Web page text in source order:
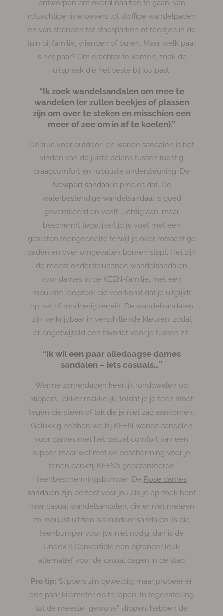
ontworpen om overal naartoe te gaan, van
rotsachtige rivieroevers tot stoffige wandelpaden
en van stranden tot stadsparken of feestjes in de
tuin bij familie, vrienden of buren. Maar welk paar
is hét paar? Om erachter te komen, zoek de
uitspraak die het beste bij jou past:
“Ik zoek wandelsandalen om mee te
wandelen (er zullen beekjes of plassen
zijn om over te steken en misschien een
meer of zee om in af te koelen).”
De truc voor outdoor- en wandelsandalen is het
vinden van de juiste balans tussen luchtig
draagcomfort en robuuste ondersteuning. De
Newport sandaalis precies dat. De
waterbestendige wandelsandaal is goed
geventileerd en voelt luchtig aan, maar
beschermt tegelijkertijd je voet met een
gesloten teengedeelte terwijl je over rotsachtige
paden en over omgevallen bomen stapt. Het zijn
de meest ondersteunende wandelsandalen
voor dames in de KEEN-familie, met een
robuuste loopzool die voorkomt dat je uitglijdt
op nat of modderig terrein. De wandelsandalen
zijn verkrijgbaar in verschillende kleuren, zodat
er ongetwijfeld een favoriet voor je tussen zit.
“Ik wil een paar alledaagse dames
sandalen – iets casuals…”
Warme zomerdagen heerlijk ronddwalen op
slippers, lekker makkelijk, totdat je je teen stoot
tegen die steen of tak die je niet zag aankomen.
Gelukkig hebben we bij KEEN wandelsandalen
voor dames met het casual comfort van een
slipper, maar wel met de bescherming voor je
tenen dankzij KEEN’s gepatenteerde
teenbeschermingsbumper. De Rose dames
sandalen zijn perfect voor jou als je op zoek bent
naar casual wandelsandalen, die er niet meteen
zo robuust uitzien als outdoor sandalen. Is die
teenbumper voor jou niet nodig, dan is de
Uneek II Convertible een bijzonder leuk
alternatief voor de casual dagen in de stad
Pro tip: Slippers zijn geweldig, maar probeer er
een paar kilometer op te lopen. In tegenstelling
tot de meeste “gewone” slippers hebben de